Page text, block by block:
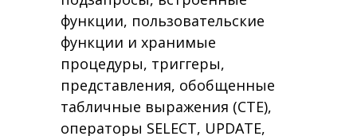
функции, пользовательские
функции и хранимые
процедуры, триггеры,
представления, обобщенные
табличные выражения (CTE),
операторы SELECT, UPDATE,